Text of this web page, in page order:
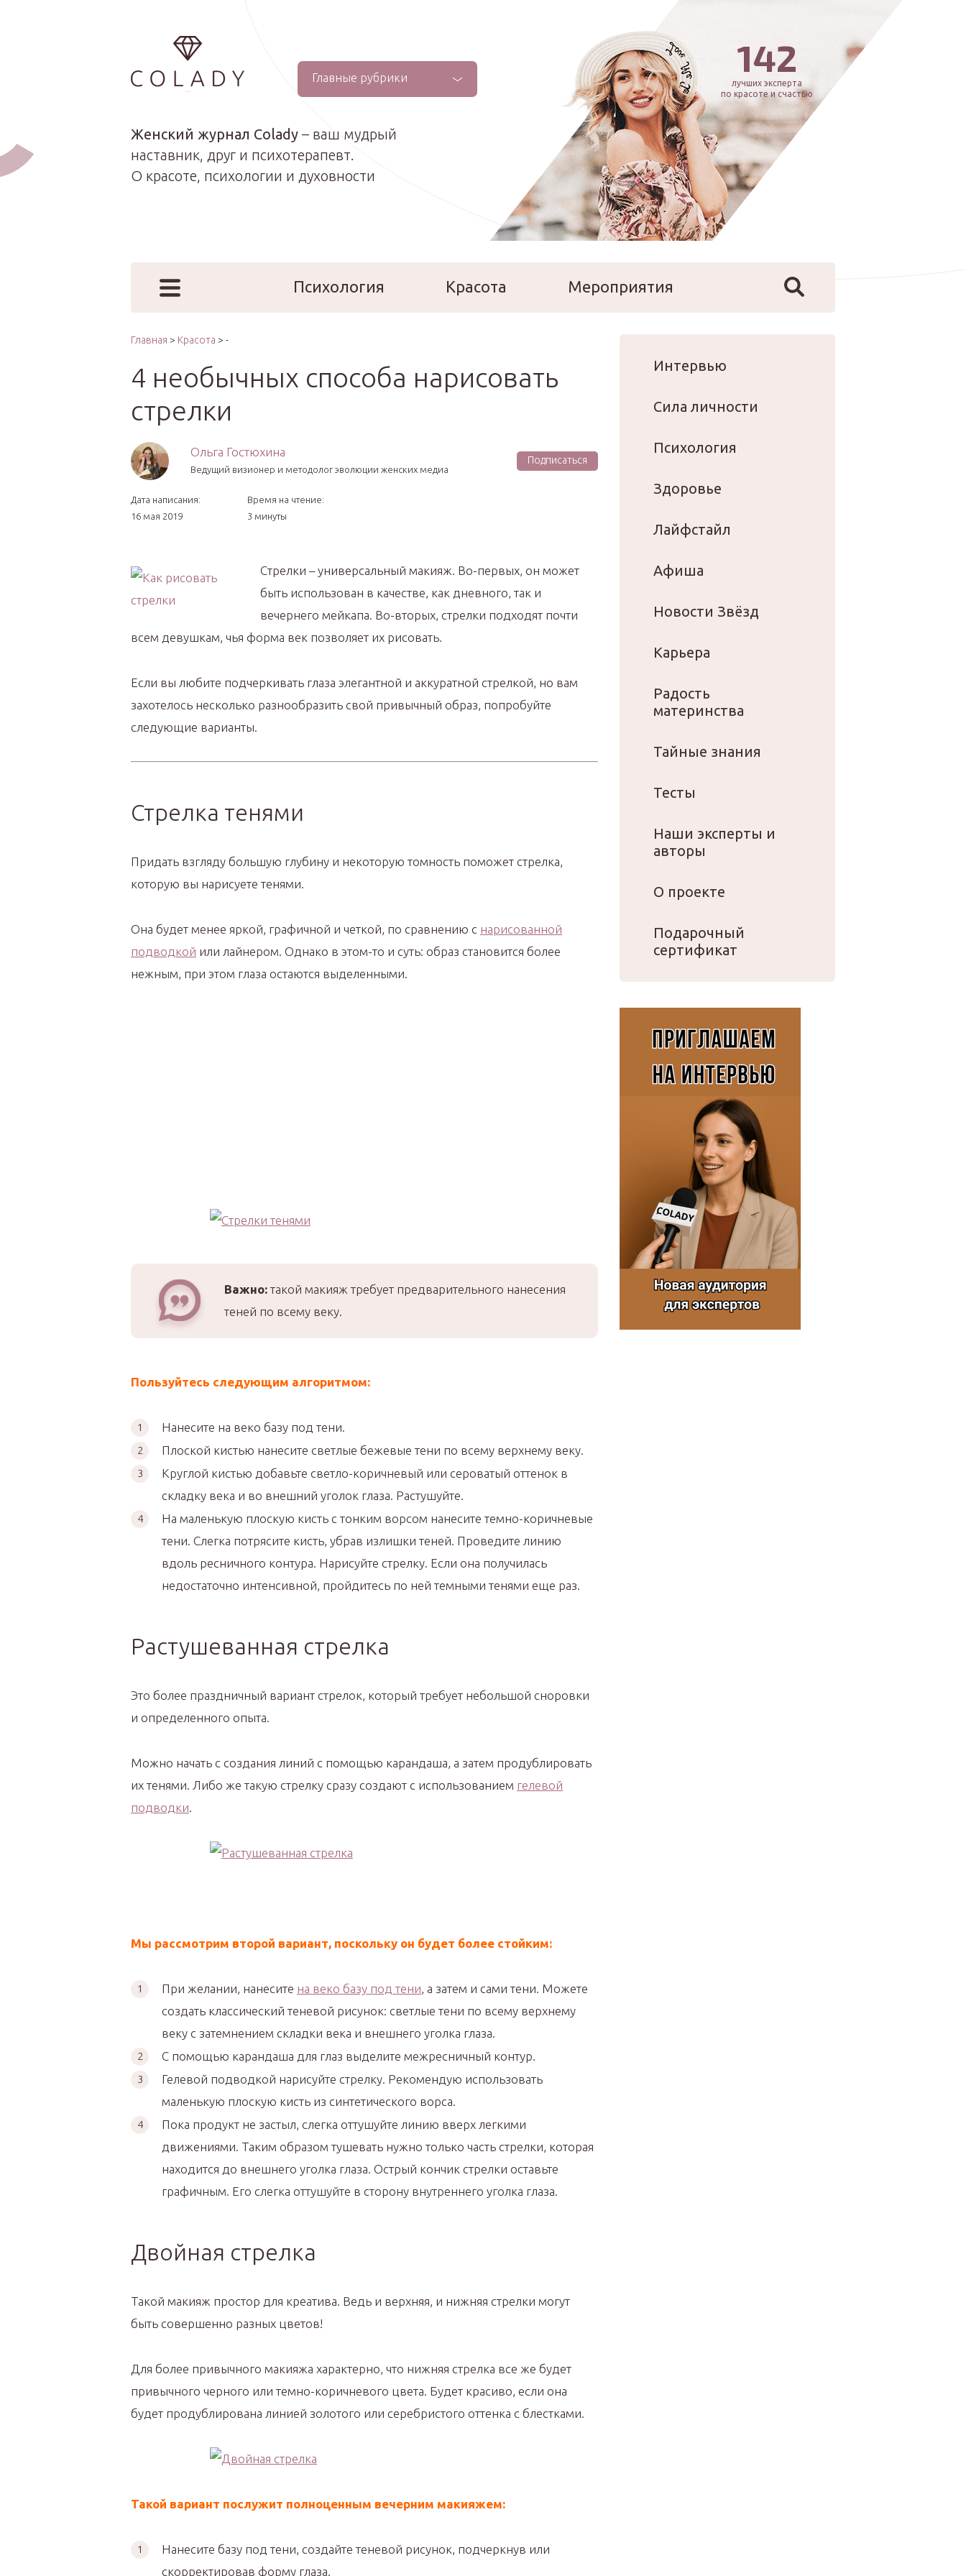
...
Главные рубрики
Женский журнал Colady – ваш мудрый
наставник, друг и психотерапевт.
О красоте, психологии и духовности
142
лучших эксперта
по красоте и счастью
Психология Красота
Мероприятия
Главная > Красота > -
4 необычных способа нарисовать
стрелки
Ольга Гостюхина
Ведущий визионер и методолог эволюции женских медиа
Подписаться
Дата написания:
16 мая 2019
Время на чтение:
3 минуты
Стрелки – универсальный макияж. Во-первых, он может
быть использован в качестве, как дневного, так и
вечернего мейкапа. Во-вторых, стрелки подходят почти
всем девушкам, чья форма век позволяет их рисовать.
Если вы любите подчеркивать глаза элегантной и аккуратной стрелкой, но вам
захотелось несколько разнообразить свой привычный образ, попробуйте
следующие варианты.
Стрелка тенями
Придать взгляду большую глубину и некоторую томность поможет стрелка,
которую вы нарисуете тенями.
Она будет менее яркой, графичной и четкой, по сравнению с нарисованной
подводкой или лайнером. Однако в этом-то и суть: образ становится более
нежным, при этом глаза остаются выделенными.
Важно: такой макияж требует предварительного нанесения
теней по всему веку.
Пользуйтесь следующим алгоритмом:
Нанесите на веко базу под тени.
Плоской кистью нанесите светлые бежевые тени по всему верхнему веку.
Круглой кистью добавьте светло-коричневый или сероватый оттенок в
складку века и во внешний уголок глаза. Растушуйте.
На маленькую плоскую кисть с тонким ворсом нанесите темно-коричневые
тени. Слегка потрясите кисть, убрав излишки теней. Проведите линию
вдоль ресничного контура. Нарисуйте стрелку. Если она получилась
недостаточно интенсивной, пройдитесь по ней темными тенями еще раз.
Растушеванная стрелка
Это более праздничный вариант стрелок, который требует небольшой сноровки
и определенного опыта.
Можно начать с создания линий с помощью карандаша, а затем продублировать
их тенями. Либо же такую стрелку сразу создают с использованием гелевой
подводки.
Мы рассмотрим второй вариант, поскольку он будет более стойким:
При желании, нанесите на веко базу под тени, а затем и сами тени. Можете
создать классический теневой рисунок: светлые тени по всему верхнему
веку с затемнением складки века и внешнего уголка глаза.
С помощью карандаша для глаз выделите межресничный контур.
Гелевой подводкой нарисуйте стрелку. Рекомендую использовать
маленькую плоскую кисть из синтетического ворса.
Пока продукт не застыл, слегка оттушуйте линию вверх легкими
движениями. Таким образом тушевать нужно только часть стрелки, которая
находится до внешнего уголка глаза. Острый кончик стрелки оставьте
графичным. Его слегка оттушуйте в сторону внутреннего уголка глаза.
Двойная стрелка
Такой макияж простор для креатива. Ведь и верхняя, и нижняя стрелки могут
быть совершенно разных цветов!
Для более привычного макияжа характерно, что нижняя стрелка все же будет
привычного черного или темно-коричневого цвета. Будет красиво, если она
будет продублирована линией золотого или серебристого оттенка с блестками.
Такой вариант послужит полноценным вечерним макияжем:
Нанесите базу под тени, создайте теневой рисунок, подчеркнув или
скорректировав форму глаза.
Интервью
Сила личности
Психология
Здоровье
Лайфстайл
Афиша
Новости Звёзд
Карьера
Радость
материнства
Тайные знания
Тесты
Наши эксперты и
авторы
О проекте
Подарочный
сертификат